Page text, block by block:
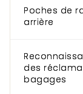
Poches de
arrière
des
bagages